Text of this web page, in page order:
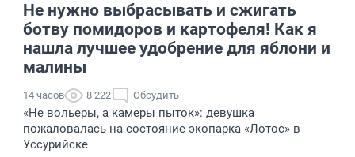
Не нужно выбрасывать и сжигать
ботву помидоров и картофеля! Как я
нашла лучшее удобрение для яблони и
малины
14 часов 8 222 Обсудить
«Не вольеры, а камеры пыток»: девушка
пожаловалась на состояние экопарка «Лотос» в
Уссурийске